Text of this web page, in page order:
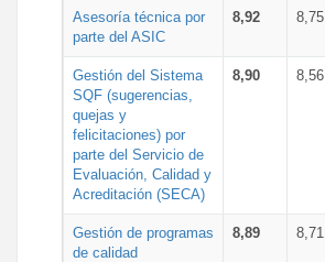
Asesoría técnica por
parte del ASIC
8,92 8,75
Gestión del Sistema
SQF (sugerencias,
quejas y
felicitaciones) por
parte del Servicio de
Evaluación, Calidad y
Acreditación (SECA)
8,90 8,56
Gestión de programas
de calidad
8,89 8,71